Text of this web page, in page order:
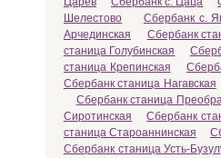
Шелестово
Сбербанк с.
Арчединская
Сбербанк
станица Голубинская
станица Крепинская
Сбербанк станица Нагавская
Сбербанк станица
Сиротинская
Сбербанк
станица Староаннинская
Сбербанк станица Усть-